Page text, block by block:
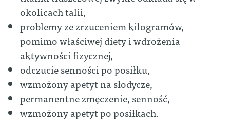
okolicach talii,
problemy ze zrzuceniem kilogramów,
pomimo właściwej diety i wdrożenia
aktywności fizycznej,
odczucie senności po posiłku,
wzmożony apetyt na słodycze,
permanentne zmęczenie, senność,
wzmożony apetyt po posiłkach.